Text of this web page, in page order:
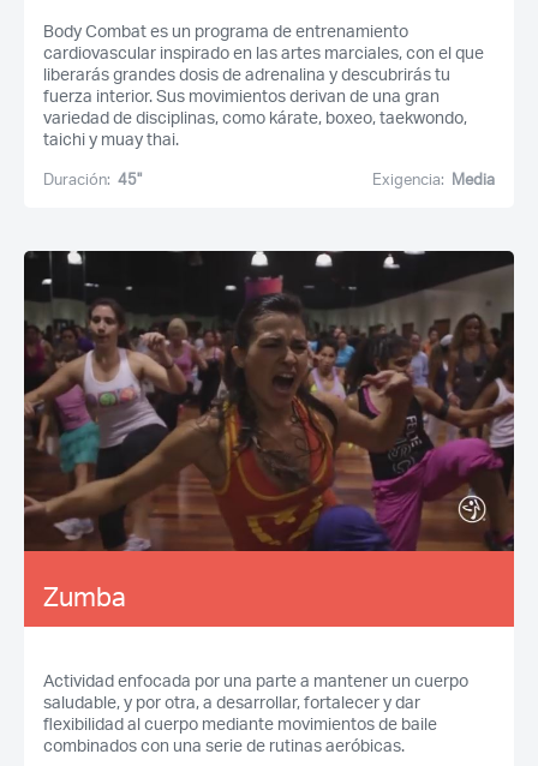
Body Combat es un programa de entrenamiento
cardiovascular inspirado en las artes marciales, con el que
liberarás grandes dosis de adrenalina y descubrirás tu
fuerza interior. Sus movimientos derivan de una gran
variedad de disciplinas, como kárate, boxeo, taekwondo,
taichi y muay thai.
Duración: 45'' Exigencia: Media
Zumba
Actividad enfocada por una parte a mantener un cuerpo
saludable, y por otra, a desarrollar, fortalecer y dar
flexibilidad al cuerpo mediante movimientos de baile
combinados con una serie de rutinas aeróbicas.